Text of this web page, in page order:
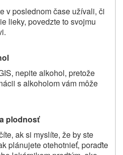
v poslednom čase užívali, či
lieky, povedzte to svojmu
nepite alkohol, pretože
s alkoholom vám môže
plodnosť
ak si myslíte, že by ste
plánujete otehotnieť, poraďte